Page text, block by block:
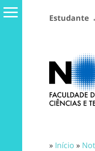
Estudante
» Início »